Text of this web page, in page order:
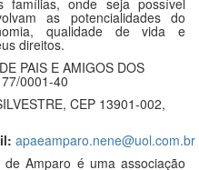
famílias, onde seja possível
as potencialidades do
qualidade de vida e
direitos.
PAIS E AMIGOS DOS
0001-40
CEP 13901-002,
apaeamparo.nene@uol.com.br
de Amparo é uma associação